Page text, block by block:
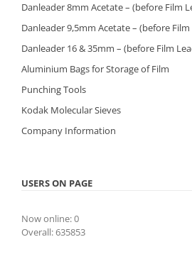
Danleader 8mm Acetate – (before Film
Danleader 9,5mm Acetate – (before
Danleader 16 & 35mm – (before Film
Aluminium Bags for Storage of Film
Punching Tools
Kodak Molecular Sieves
Company Information
USERS ON PAGE
Now online: 0
Overall: 635853